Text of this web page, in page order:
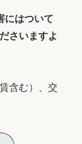
にはついて
さいますよ
含む）、交